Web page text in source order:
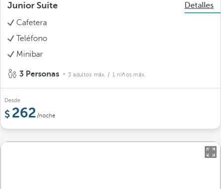
Junior Suite
Detalles
Cafetera
Teléfono
Minibar
3 Personas 3 adultos máx. / 1 niños máx.
Desde
262 /noche